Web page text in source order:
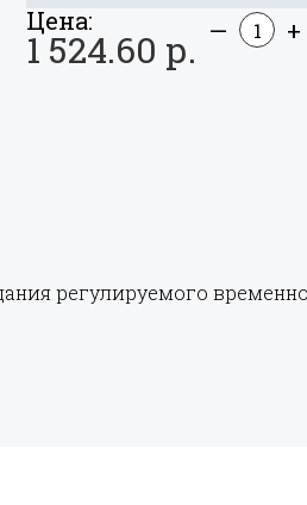
Цена:
1 524.60 р. — +
регулируемого